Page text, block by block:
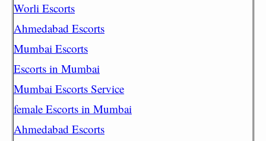
Worli Escorts
Ahmedabad Escorts
Mumbai Escorts
Escorts in Mumbai
Mumbai Escorts Service
female Escorts in Mumbai
Ahmedabad Escorts